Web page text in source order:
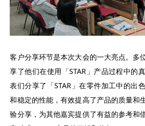
客户分享环节是本次大会的一大亮点。多
享了他们在使用「STAR」产品过程中的
表们分享了「STAR」在零件加工中的出
和稳定的性能，有效提高了产品的质量和
验分享，为其他嘉宾提供了有益的参考和